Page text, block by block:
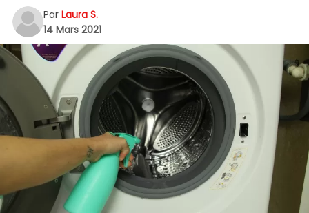
Par Laura S.
14 Mars 2021